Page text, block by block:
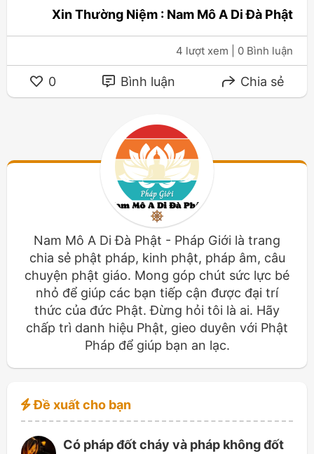
Xin Thường Niệm : Nam Mô A Di Đà Phật
4 lượt xem | 0 Bình luận
0 Bình luận Chia sẻ
Nam Mô A Di Đà Phật - Pháp Giới là trang
chia sẻ phật pháp, kinh phật, pháp âm, câu
chuyện phật giáo. Mong góp chút sức lực bé
nhỏ để giúp các bạn tiếp cận được đại trí
thức của đức Phật. Đừng hỏi tôi là ai. Hãy
chấp trì danh hiệu Phật, gieo duyên với Phật
Pháp để giúp bạn an lạc.
Đề xuất cho bạn
Có pháp đốt cháy và pháp không đốt